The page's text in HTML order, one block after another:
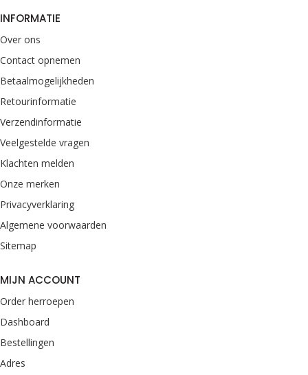
INFORMATIE
Over ons
Contact opnemen
Betaalmogelijkheden
Retourinformatie
Verzendinformatie
Veelgestelde vragen
Klachten melden
Onze merken
Privacyverklaring
Algemene voorwaarden
Sitemap
MIJN ACCOUNT
Order herroepen
Dashboard
Bestellingen
Adres